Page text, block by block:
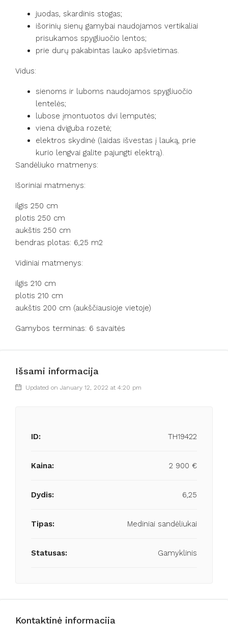
juodas, skardinis stogas;
išorinių sienų gamybai naudojamos vertikaliai
prisukamos spygliuočio lentos;
prie durų pakabintas lauko apšvietimas.
Vidus:
sienoms ir luboms naudojamos spygliuočio
lentelės;
lubose įmontuotos dvi lemputės;
viena dviguba rozetė;
elektros skydinė (laidas išvestas į lauką, prie
kurio lengvai galite pajungti elektrą).
Sandėliuko matmenys:
Išoriniai matmenys:
ilgis 250 cm
plotis 250 cm
aukštis 250 cm
bendras plotas: 6,25 m2
Vidiniai matmenys:
ilgis 210 cm
plotis 210 cm
aukštis 200 cm (aukščiausioje vietoje)
Gamybos terminas: 6 savaitės
Išsami informacija
Updated on January 12, 2022 at 4:20 pm
ID: TH19422
Kaina: 2 900 €
Dydis: 6,25
Tipas: Mediniai sandėliukai
Statusas: Gamyklinis
Kontaktinė informacija